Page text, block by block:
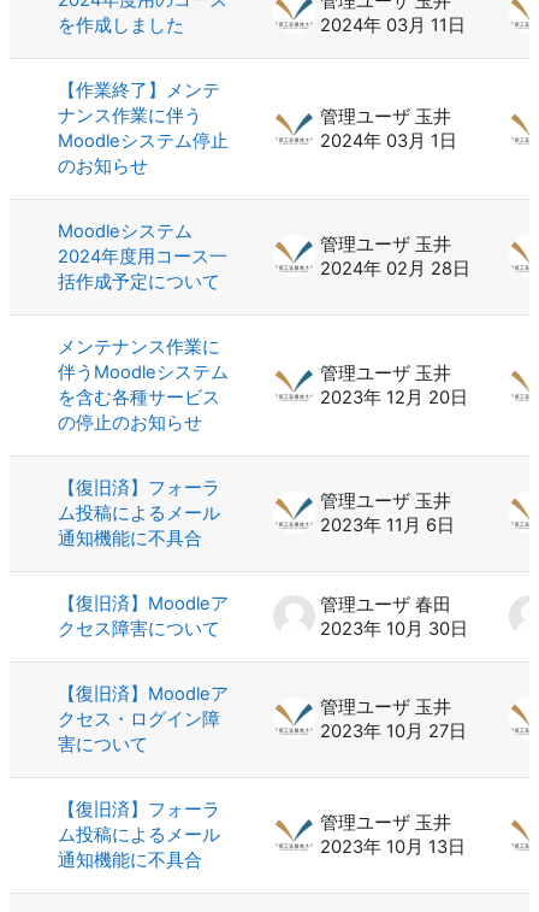
を作成しました
2024年 03月 11日
【作業終了】メンテ
ナンス作業に伴う
Moodleシステム停止
のお知らせ
管理ユーザ 玉井
2024年 03月 1日
Moodleシステム
2024年度用コース一
括作成予定について
管理ユーザ 玉井
2024年 02月 28日
メンテナンス作業に
伴うMoodleシステム
を含む各種サービス
の停止のお知らせ
管理ユーザ 玉井
2023年 12月 20日
【復旧済】フォーラ
ム投稿によるメール
通知機能に不具合
管理ユーザ 玉井
2023年 11月 6日
【復旧済】Moodleア
クセス障害について
管理ユーザ 春田
2023年 10月 30日
【復旧済】Moodleア
クセス・ログイン障
害について
管理ユーザ 玉井
2023年 10月 27日
【復旧済】フォーラ
ム投稿によるメール
通知機能に不具合
管理ユーザ 玉井
2023年 10月 13日